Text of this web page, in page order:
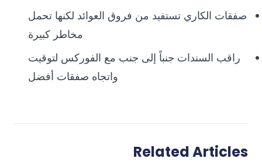
صفقات الكاري تستفيد من فروق العوائد لكنها تحمل
مخاطر كبيرة
راقب السندات جنباً إلى جنب مع الفوركس لتوقيت
واتجاه صفقات أفضل
Related Articles